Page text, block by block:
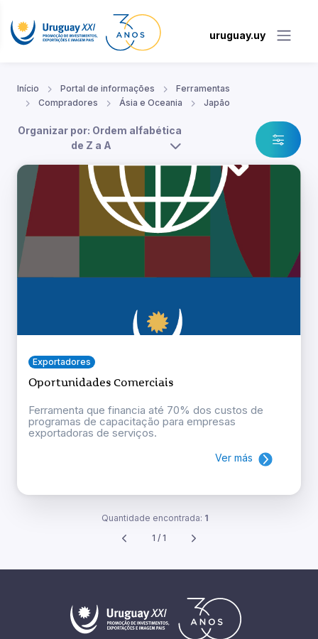
uruguay.uy
Início Portal de informações
Ferramentas
Compradores
Ásia e Oceania Japão
Organizar por: Ordem alfabética
de Z a A
Exportadores
Oportunidades Comerciais
Ferramenta que financia até 70% dos custos de
programas de capacitação para empresas
exportadoras de serviços.
Ver más
Quantidade encontrada: 1
1 / 1